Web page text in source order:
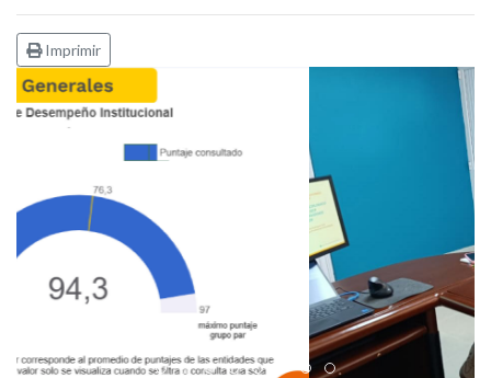
Imprimir
Edicto Emplazatorio a los Afiliados en el Régimen
Pasto Salud ESE lidera gestión institucional
Pasto Salud E.S.E. capacita a sus equipos
Último día para inscripciones en
Viceministro garantiza
Mil pesos que salvan vidas:
Cápsula 18-26 - Reporte
Cápsula 17-26 -